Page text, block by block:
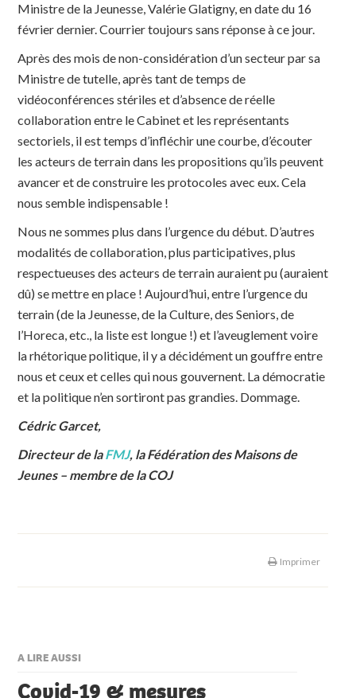
Ministre de la Jeunesse, Valérie Glatigny, en date du 16
février dernier. Courrier toujours sans réponse à ce jour.
Après des mois de non-considération d’un secteur par sa
Ministre de tutelle, après tant de temps de
vidéoconférences stériles et d’absence de réelle
collaboration entre le Cabinet et les représentants
sectoriels, il est temps d’infléchir une courbe, d’écouter
les acteurs de terrain dans les propositions qu’ils peuvent
avancer et de construire les protocoles avec eux. Cela
nous semble indispensable !
Nous ne sommes plus dans l’urgence du début. D’autres
modalités de collaboration, plus participatives, plus
respectueuses des acteurs de terrain auraient pu (auraient
dû) se mettre en place ! Aujourd’hui, entre l’urgence du
terrain (de la Jeunesse, de la Culture, des Seniors, de
l’Horeca, etc., la liste est longue !) et l’aveuglement voire
la rhétorique politique, il y a décidément un gouffre entre
nous et ceux et celles qui nous gouvernent. La démocratie
et la politique n’en sortiront pas grandies. Dommage.
Cédric Garcet,
Directeur de laFMJ, la Fédération des Maisons de
Jeunes – membre de la COJ
Imprimer
A LIRE AUSSI
Covid-19 & mesures